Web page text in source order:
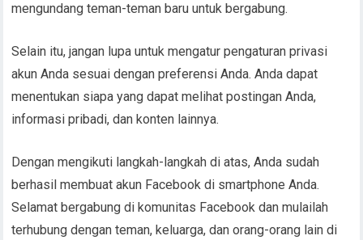
mengundang teman-teman baru untuk bergabung.
Selain itu, jangan lupa untuk mengatur pengaturan privasi
akun Anda sesuai dengan preferensi Anda. Anda dapat
menentukan siapa yang dapat melihat postingan Anda,
informasi pribadi, dan konten lainnya.
Dengan mengikuti langkah-langkah di atas, Anda sudah
berhasil membuat akun Facebook di smartphone Anda.
Selamat bergabung di komunitas Facebook dan mulailah
terhubung dengan teman, keluarga, dan orang-orang lain di